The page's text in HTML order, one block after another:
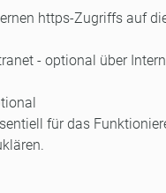
https-Zugriffs auf
- optional über
für das